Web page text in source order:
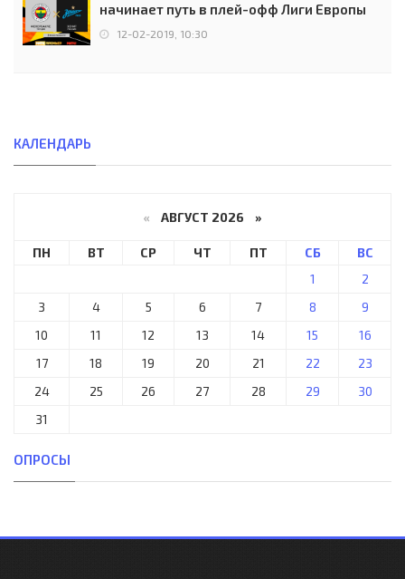
начинает путь в плей-офф Лиги Европы
12-02-2019, 10:30
КАЛЕНДАРЬ
« АВГУСТ 2026 »
ПН ВТ СР ЧТ ПТ СБ
ВС
1
2
3
4 5 6 7 8
9
10
11 12 13 14 15
16
17
18 19 20 21 22
23
24
25 26 27 28 29
30
31
ОПРОСЫ